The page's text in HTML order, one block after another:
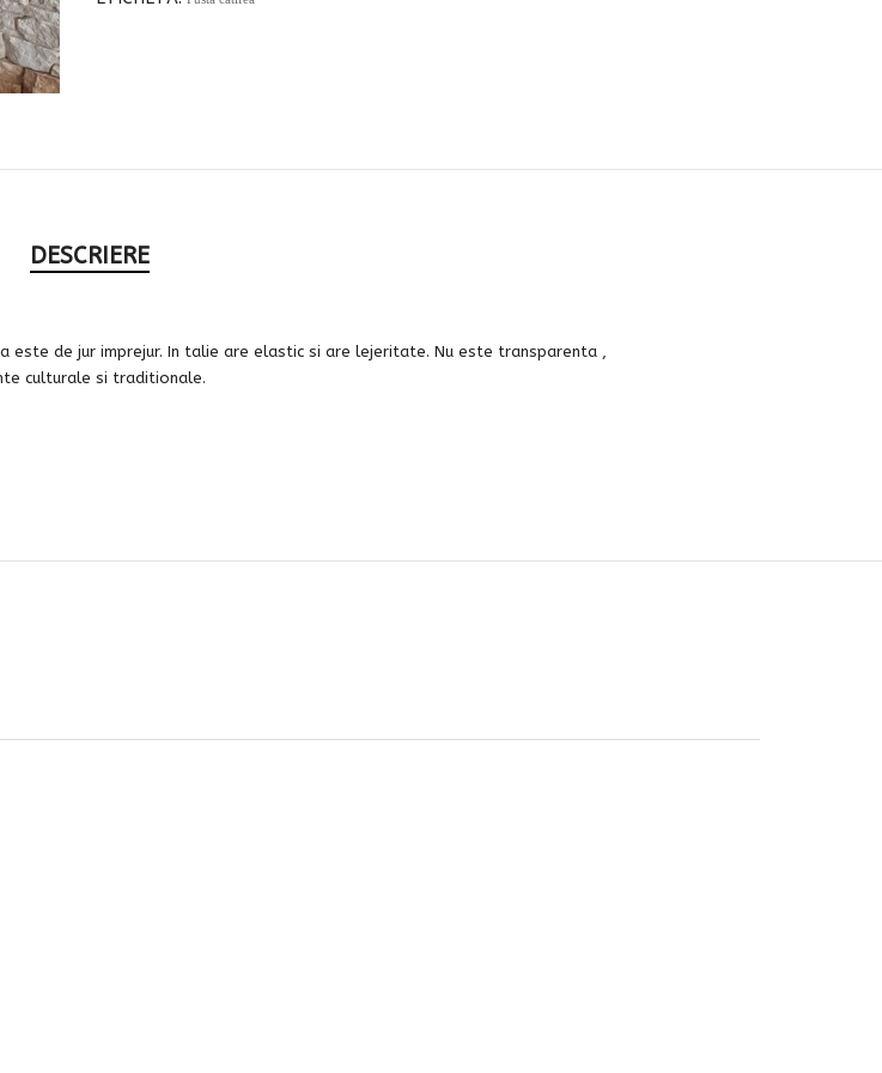
DESCRIERE
de jur imprejur. In talie are elastic si are lejeritate. Nu este transparenta ,
culturale si traditionale.